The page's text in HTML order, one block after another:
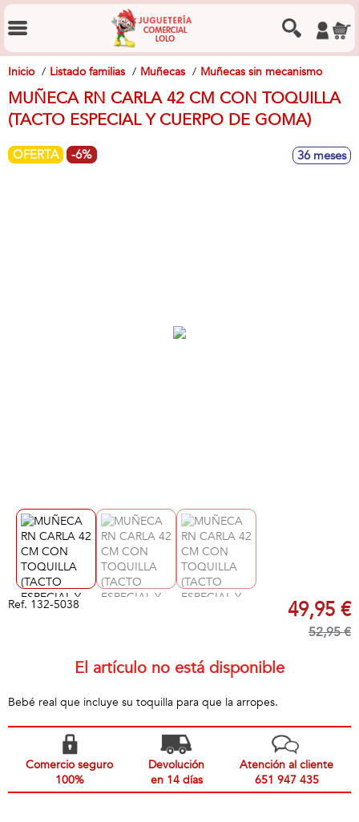
Inicio Listado familias Muñecas Muñecas sin mecanismo
MUÑECA RN CARLA 42 CM CON TOQUILLA
(TACTO ESPECIAL Y CUERPO DE GOMA)
OFERTA -6% 36 meses
Ref. 132-5038 49,95 €
52,95 €
El artículo no está disponible
Bebé real que incluye su toquilla para que la arropes.
Comercio seguro
100%
Devolución
en 14 días
Atención al cliente
651 947 435